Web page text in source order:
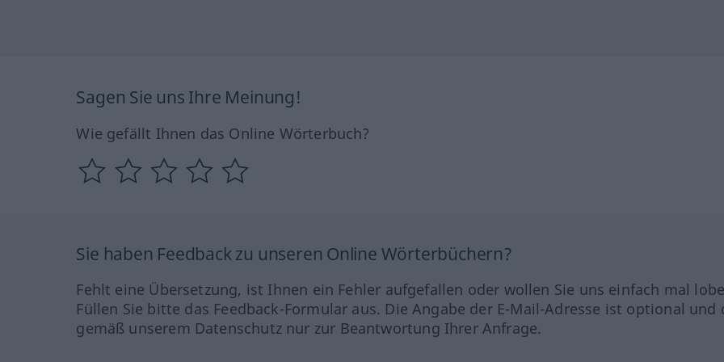
Sagen Sie uns Ihre Meinung!
Wie gefällt Ihnen das Online Wörterbuch?
Sie haben Feedback zu unseren Online Wörterbüchern?
Fehlt eine Übersetzung, ist Ihnen ein Fehler aufgefallen oder wollen Sie uns einfach mal
Füllen Sie bitte das Feedback-Formular aus. Die Angabe der E-Mail-Adresse ist optional und
gemäß unserem Datenschutz nur zur Beantwortung Ihrer Anfrage.